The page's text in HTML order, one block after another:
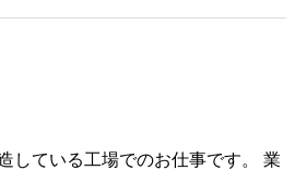
している工場でのお仕事です。 業